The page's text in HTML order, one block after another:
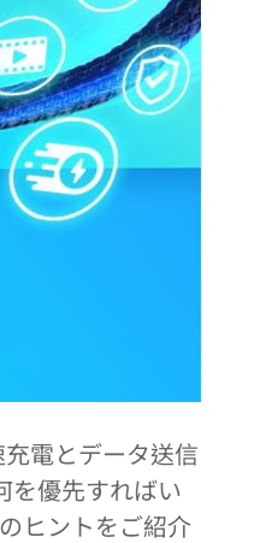
電とデータ送信
を優先すればい
ヒントをご紹介